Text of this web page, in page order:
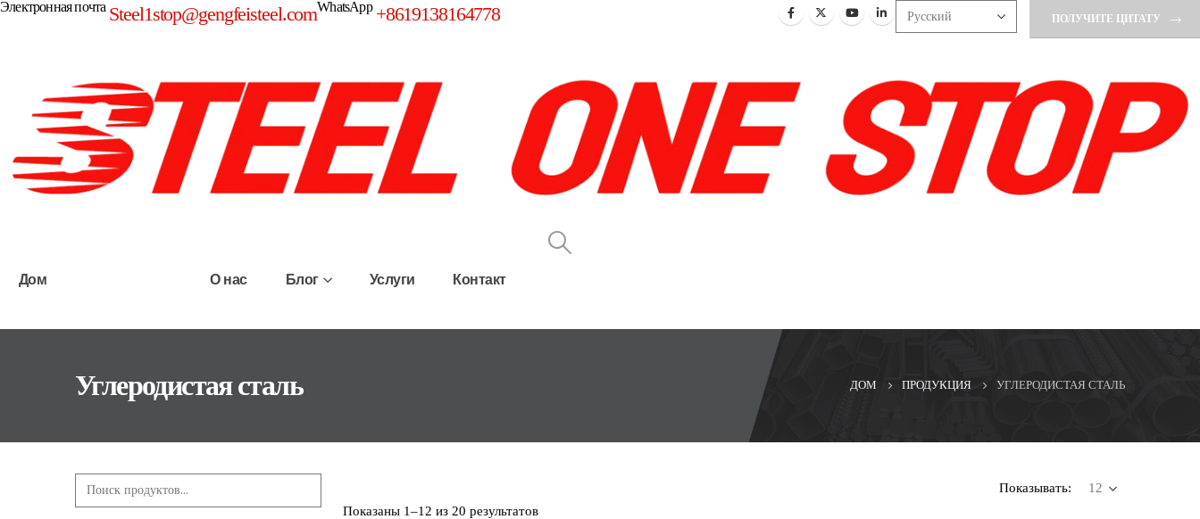
Электронная почта Steel1stop@gengfeisteel.comWhatsApp +8619138164778 ПОЛУЧИТЕ ЦИТАТУ
Дом О нас Блог Услуги Контакт
Углеродистая сталь ДОМ ПРОДУКЦИЯ УГЛЕРОДИСТАЯ СТАЛЬ
Показывать:
Показаны 1–12 из 20 результатов